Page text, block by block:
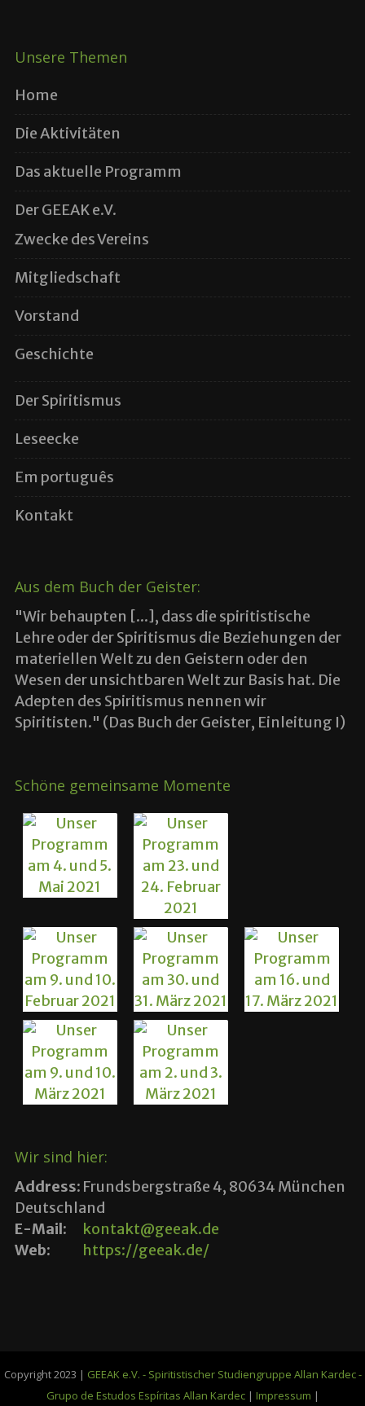
Unsere Themen
Home
Die Aktivitäten
Das aktuelle Programm
Der GEEAK e.V.
Zwecke des Vereins
Mitgliedschaft
Vorstand
Geschichte
Der Spiritismus
Leseecke
Em português
Kontakt
Aus dem Buch der Geister:
"Wir behaupten [...], dass die spiritistische
Lehre oder der Spiritismus die Beziehungen der
materiellen Welt zu den Geistern oder den
Wesen der unsichtbaren Welt zur Basis hat. Die
Adepten des Spiritismus nennen wir
Spiritisten." (Das Buch der Geister, Einleitung I)
Schöne gemeinsame Momente
Wir sind hier:
Address:Frundsbergstraße 4, 80634 München
Deutschland
E-Mail:
kontakt@geeak.de
Web:
https://geeak.de/
Copyright 2023 | GEEAK e.V. - Spiritistischer Studiengruppe Allan Kardec -
Grupo de Estudos Espíritas Allan Kardec| Impressum |